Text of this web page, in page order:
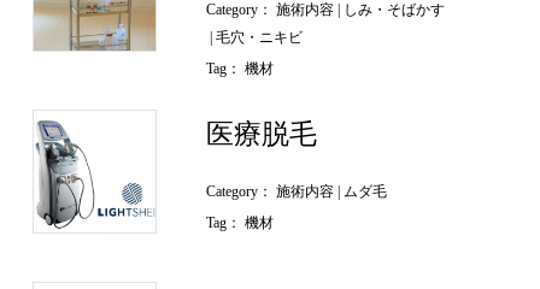
Category： 施術内容
しみ・そばかす
毛穴・ニキビ
Tag： 機材
医療脱毛
Category： 施術内容 ムダ毛
Tag： 機材